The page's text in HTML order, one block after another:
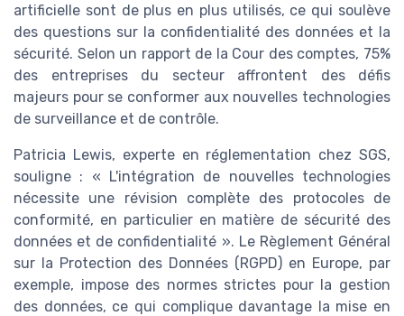
artificielle sont de plus en plus utilisés, ce qui soulève
des questions sur la confidentialité des données et la
sécurité. Selon un rapport de la Cour des comptes, 75%
des entreprises du secteur affrontent des défis
majeurs pour se conformer aux nouvelles technologies
de surveillance et de contrôle.
Patricia Lewis, experte en réglementation chez SGS,
souligne : « L'intégration de nouvelles technologies
nécessite une révision complète des protocoles de
conformité, en particulier en matière de sécurité des
données et de confidentialité ». Le Règlement Général
sur la Protection des Données (RGPD) en Europe, par
exemple, impose des normes strictes pour la gestion
des données, ce qui complique davantage la mise en